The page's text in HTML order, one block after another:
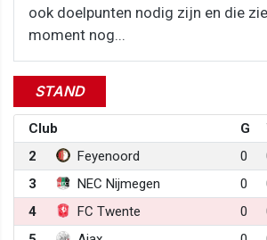
ook doelpunten nodig zijn en die
moment nog...
STAND
Club G
2
Feyenoord 0
3
NEC Nijmegen 0
4
FC Twente 0